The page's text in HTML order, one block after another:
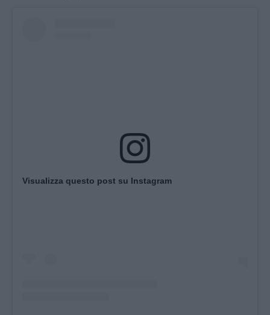
Visualizza questo post su Instagram